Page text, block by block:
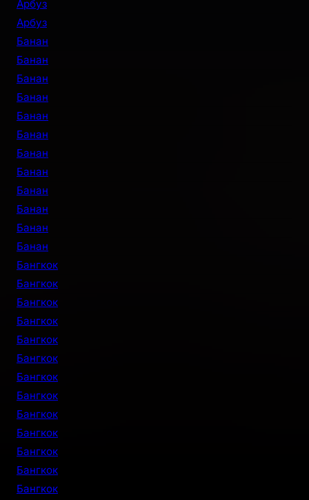
Арбуз
Арбуз
Банан
Банан
Банан
Банан
Банан
Банан
Банан
Банан
Банан
Банан
Банан
Банан
Бангкок
Бангкок
Бангкок
Бангкок
Бангкок
Бангкок
Бангкок
Бангкок
Бангкок
Бангкок
Бангкок
Бангкок
Бангкок